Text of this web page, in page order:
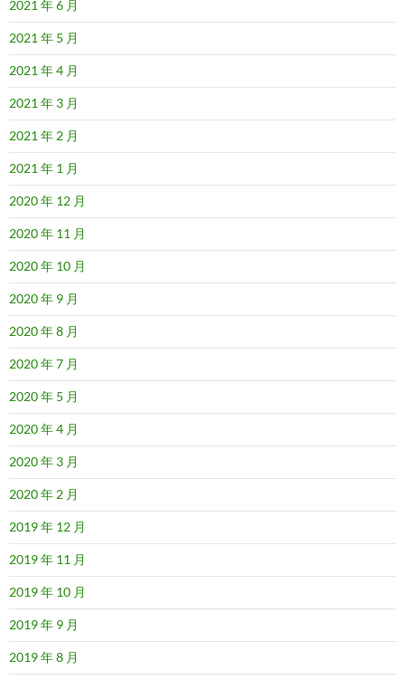
2021 年 6 月
2021 年 5 月
2021 年 4 月
2021 年 3 月
2021 年 2 月
2021 年 1 月
2020 年 12 月
2020 年 11 月
2020 年 10 月
2020 年 9 月
2020 年 8 月
2020 年 7 月
2020 年 5 月
2020 年 4 月
2020 年 3 月
2020 年 2 月
2019 年 12 月
2019 年 11 月
2019 年 10 月
2019 年 9 月
2019 年 8 月